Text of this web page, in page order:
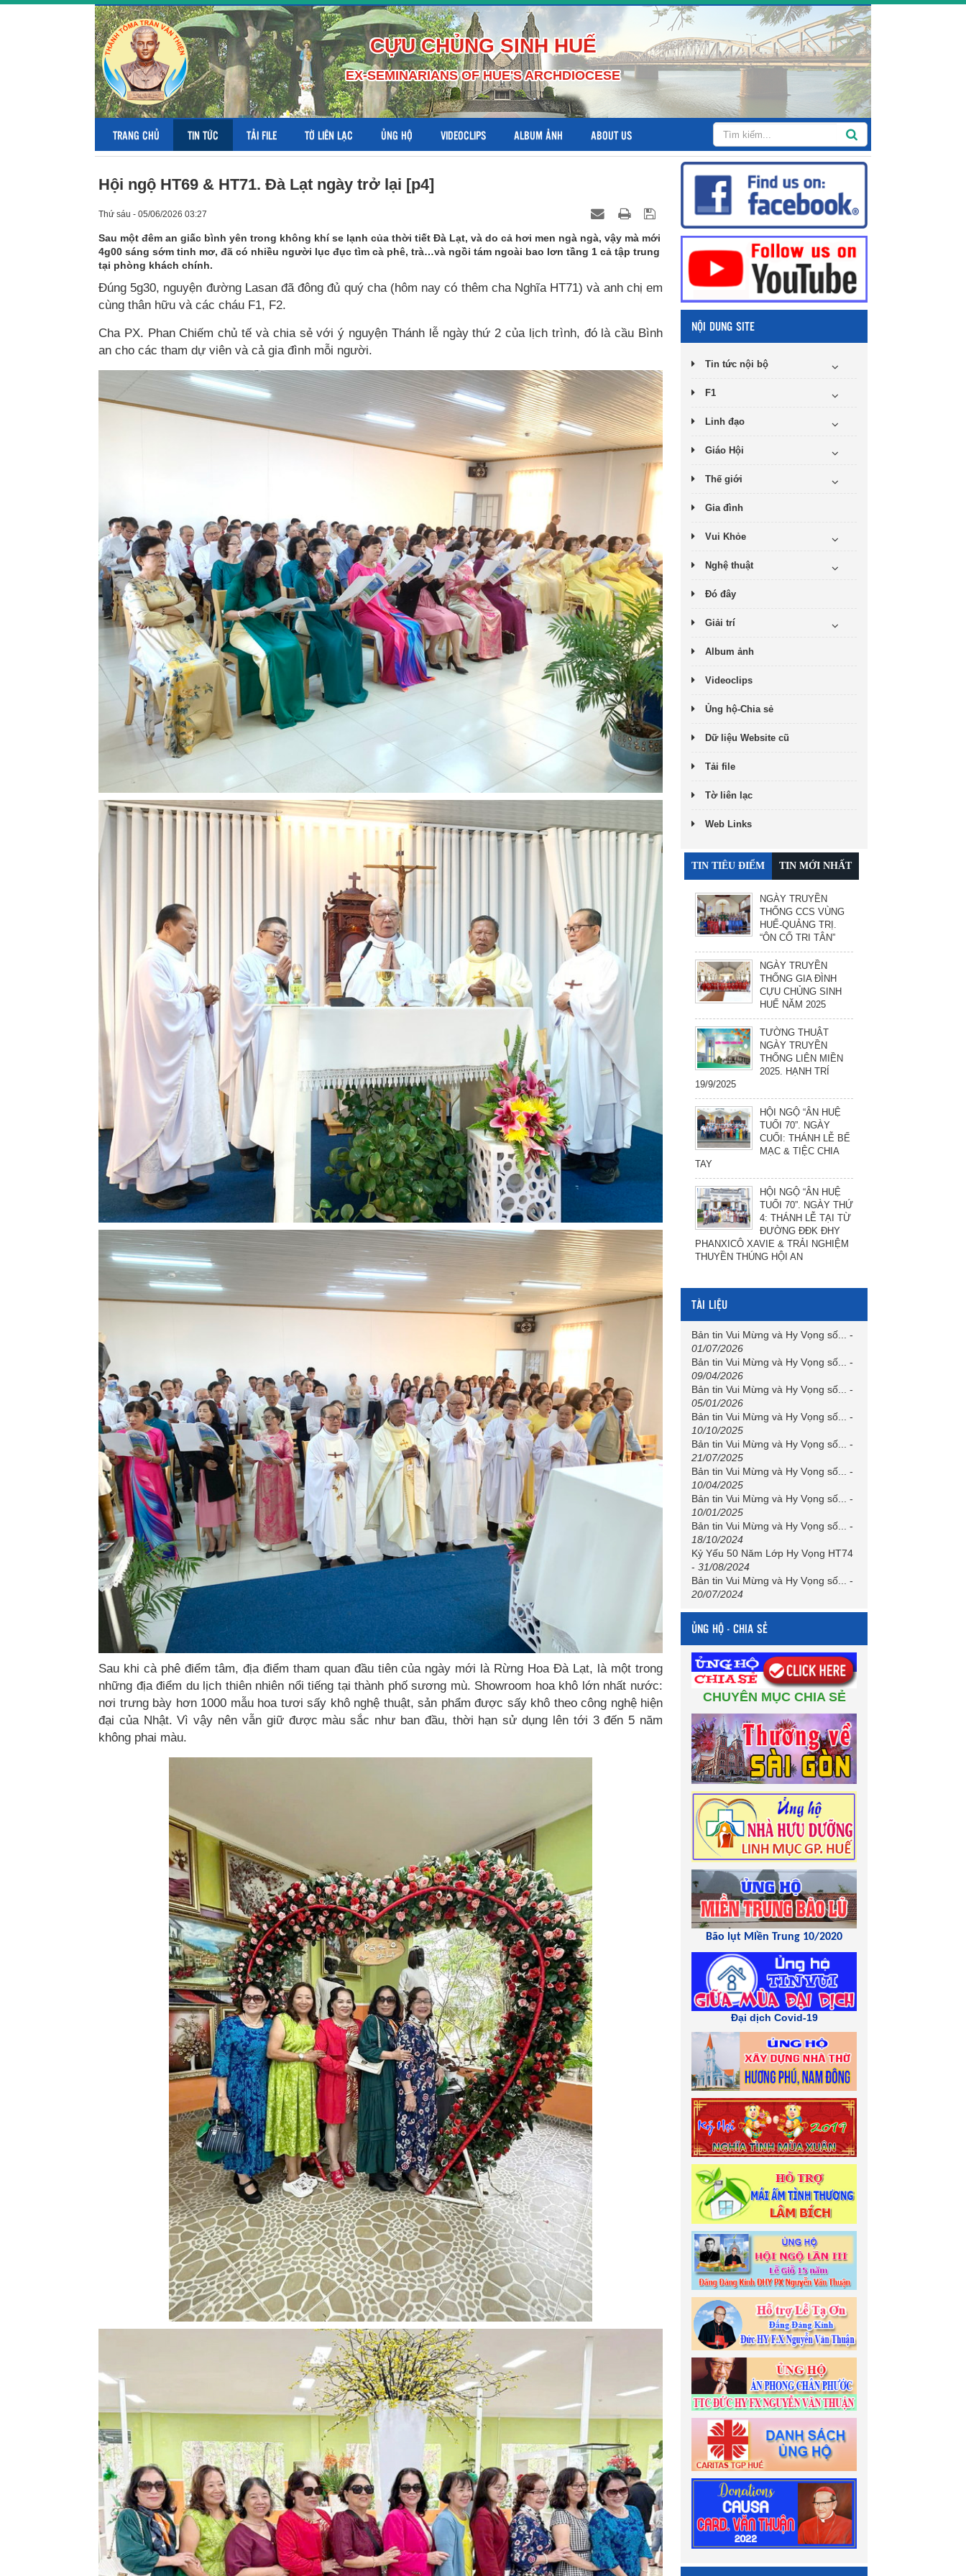
CỰU CHỦNG SINH HUẾ
EX-SEMINARIANS OF HUE'S ARCHDIOCESE
TRANG CHỦ TIN TỨC TẢI FILE TỜ LIÊN LẠC ỦNG HỘ VIDEOCLIPS ALBUM ẢNH ABOUT US
Hội ngộ HT69 & HT71. Đà Lạt ngày trở lại [p4]
Thứ sáu - 05/06/2026 03:27
Sau một đêm an giấc bình yên trong không khí se lạnh của thời tiết Đà Lạt, và do cả hơi men ngà ngà, vậy mà mới
4g00 sáng sớm tinh mơ, đã có nhiều người lục đục tìm cà phê, trà…và ngồi tám ngoài bao lơn tầng 1 cả tập trung
tại phòng khách chính.
Đúng 5g30, nguyện đường Lasan đã đông đủ quý cha (hôm nay có thêm cha Nghĩa HT71) và anh chị em
cùng thân hữu và các cháu F1, F2.
Cha PX. Phan Chiếm chủ tế và chia sẻ với ý nguyện Thánh lễ ngày thứ 2 của lịch trình, đó là cầu Bình
an cho các tham dự viên và cả gia đình mỗi người.
Sau khi cà phê điểm tâm, địa điểm tham quan đầu tiên của ngày mới là Rừng Hoa Đà Lạt, là một trong
những địa điểm du lịch thiên nhiên nổi tiếng tại thành phố sương mù. Showroom hoa khô lớn nhất nước:
nơi trưng bày hơn 1000 mẫu hoa tươi sấy khô nghệ thuật, sản phẩm được sấy khô theo công nghệ hiện
đại của Nhật. Vì vậy nên vẫn giữ được màu sắc như ban đầu, thời hạn sử dụng lên tới 3 đến 5 năm
không phai màu.
NỘI DUNG SITE
Tin tức nội bộ
F1
Linh đạo
Giáo Hội
Thế giới
Gia đình
Vui Khỏe
Nghệ thuật
Đó đây
Giải trí
Album ảnh
Videoclips
Ủng hộ-Chia sẻ
Dữ liệu Website cũ
Tải file
Tờ liên lạc
Web Links
TIN TIÊU ĐIỂM TIN MỚI NHẤT
NGÀY TRUYỀN
THỐNG CCS VÙNG
HUẾ-QUẢNG TRỊ.
“ÔN CỐ TRI TÂN”
NGÀY TRUYỀN
THỐNG GIA ĐÌNH
CỰU CHỦNG SINH
HUẾ NĂM 2025
TƯỜNG THUẬT
NGÀY TRUYỀN
THỐNG LIÊN MIỀN
2025. HẠNH TRÍ
19/9/2025
HỘI NGỘ “ÂN HUỆ
TUỔI 70”. NGÀY
CUỐI: THÁNH LỄ BẾ
MẠC & TIỆC CHIA
TAY
HỘI NGỘ “ÂN HUỆ
TUỔI 70”. NGÀY THỨ
4: THÁNH LỄ TẠI TỪ
ĐƯỜNG ĐĐK ĐHY
PHANXICÔ XAVIE & TRẢI NGHIỆM
THUYỀN THÚNG HỘI AN
TÀI LIỆU
Bản tin Vui Mừng và Hy Vọng số...
-
01/07/2026
Bản tin Vui Mừng và Hy Vọng số...
-
09/04/2026
Bản tin Vui Mừng và Hy Vọng số...
-
05/01/2026
Bản tin Vui Mừng và Hy Vọng số...
-
10/10/2025
Bản tin Vui Mừng và Hy Vọng số...
-
21/07/2025
Bản tin Vui Mừng và Hy Vọng số...
-
10/04/2025
Bản tin Vui Mừng và Hy Vọng số...
-
10/01/2025
Bản tin Vui Mừng và Hy Vọng số...
-
18/10/2024
Kỷ Yếu 50 Năm Lớp Hy Vọng HT74
- 31/08/2024
Bản tin Vui Mừng và Hy Vọng số...
-
20/07/2024
ỦNG HỘ - CHIA SẺ
CHUYÊN MỤC CHIA SẺ
Bão lụt Miền Trung 10/2020
Đại dịch Covid-19